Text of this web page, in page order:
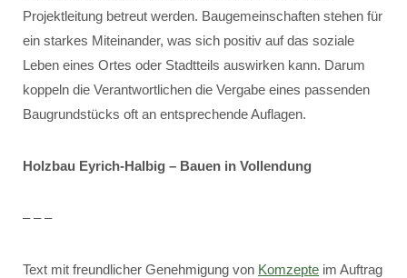
Projektleitung betreut werden. Baugemeinschaften stehen für
ein starkes Miteinander, was sich positiv auf das soziale
Leben eines Ortes oder Stadtteils auswirken kann. Darum
koppeln die Verantwortlichen die Vergabe eines passenden
Baugrundstücks oft an entsprechende Auflagen.
Holzbau Eyrich-Halbig – Bauen in Vollendung
– – –
Text mit freundlicher Genehmigung von Komzepte im Auftrag